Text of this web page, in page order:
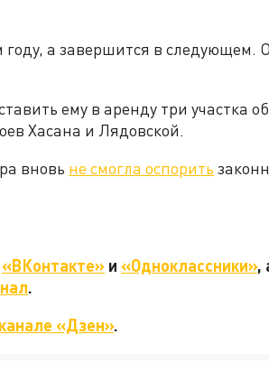
году, а завершится в следующем.
ему в аренду три участка
Хасана и Лядовской.
вновь не смогла оспорить
«ВКонтакте» и «Одноклассники»,
.
«Дзен».